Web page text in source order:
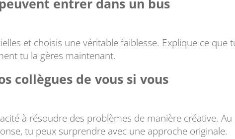
entrer dans un bus
et choisis une véritable faiblesse. Explique ce que
tu la gères maintenant.
collègues de vous si vous
à résoudre des problèmes de manière créative. Au
tu peux surprendre avec une approche originale.